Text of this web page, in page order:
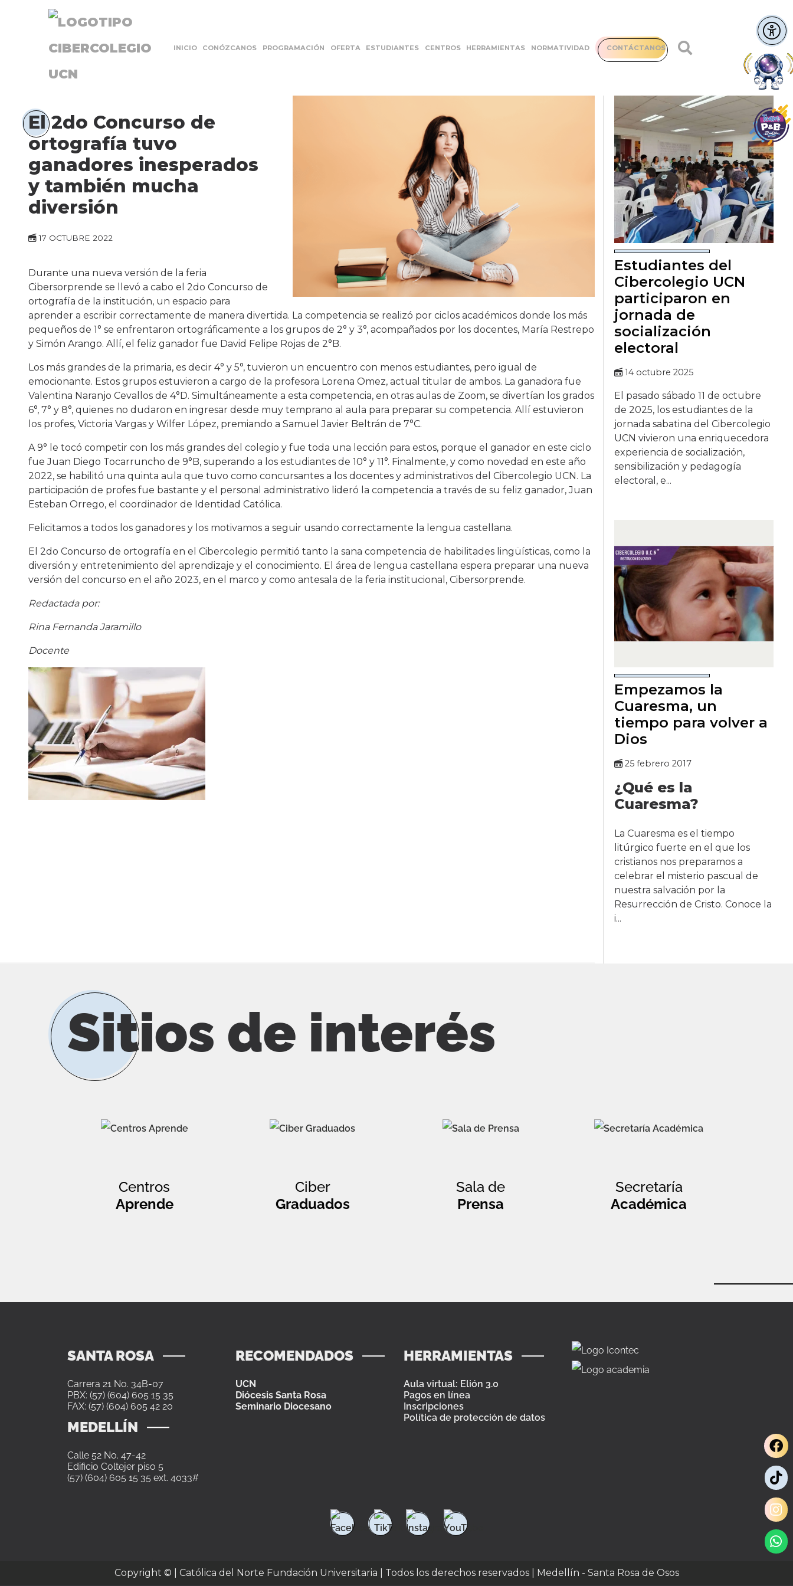
INICIO CONÓZCANOS PROGRAMACIÓN OFERTA ESTUDIANTES CENTROS HERRAMIENTAS NORMATIVIDAD CONTÁCTANOS
El 2do Concurso de
ortografía tuvo
ganadores inesperados
y también mucha
diversión
17 OCTUBRE 2022
Durante una nueva versión de la feria
Cibersorprende se llevó a cabo el 2do Concurso de
ortografía de la institución, un espacio para
aprender a escribir correctamente de manera divertida. La competencia se realizó por ciclos académicos donde los más
pequeños de 1° se enfrentaron ortográficamente a los grupos de 2° y 3°, acompañados por los docentes, María Restrepo
y Simón Arango. Allí, el feliz ganador fue David Felipe Rojas de 2°B.
Los más grandes de la primaria, es decir 4° y 5°, tuvieron un encuentro con menos estudiantes, pero igual de
emocionante. Estos grupos estuvieron a cargo de la profesora Lorena Omez, actual titular de ambos. La ganadora fue
Valentina Naranjo Cevallos de 4°D. Simultáneamente a esta competencia, en otras aulas de Zoom, se divertían los grados
6°, 7° y 8°, quienes no dudaron en ingresar desde muy temprano al aula para preparar su competencia. Allí estuvieron
los profes, Victoria Vargas y Wilfer López, premiando a Samuel Javier Beltrán de 7°C.
A 9° le tocó competir con los más grandes del colegio y fue toda una lección para estos, porque el ganador en este ciclo
fue Juan Diego Tocarruncho de 9°B, superando a los estudiantes de 10° y 11°. Finalmente, y como novedad en este año
2022, se habilitó una quinta aula que tuvo como concursantes a los docentes y administrativos del Cibercolegio UCN. La
participación de profes fue bastante y el personal administrativo lideró la competencia a través de su feliz ganador, Juan
Esteban Orrego, el coordinador de Identidad Católica.
Felicitamos a todos los ganadores y los motivamos a seguir usando correctamente la lengua castellana.
El 2do Concurso de ortografía en el Cibercolegio permitió tanto la sana competencia de habilitades lingüísticas, como la
diversión y entretenimiento del aprendizaje y el conocimiento. El área de lengua castellana espera preparar una nueva
versión del concurso en el año 2023, en el marco y como antesala de la feria institucional, Cibersorprende.
Redactada por:
Rina Fernanda Jaramillo
Docente
Estudiantes del
Cibercolegio UCN
participaron en
jornada de
socialización
electoral
14 octubre 2025
El pasado sábado 11 de octubre
de 2025, los estudiantes de la
jornada sabatina del Cibercolegio
UCN vivieron una enriquecedora
experiencia de socialización,
sensibilización y pedagogía
electoral, e...
Empezamos la
Cuaresma, un
tiempo para volver a
Dios
25 febrero 2017
¿Qué es la
Cuaresma?
La Cuaresma es el tiempo
litúrgico fuerte en el que los
cristianos nos preparamos a
celebrar el misterio pascual de
nuestra salvación por la
Resurrección de Cristo. Conoce la
i...
Sitios de interés
Centros
Aprende
Ciber
Graduados
Sala de
Prensa
Secretaría
Académica
SANTA ROSA
Carrera 21 No. 34B-07
PBX: (57) (604) 605 15 35
FAX: (57) (604) 605 42 20
MEDELLÍN
Calle 52 No. 47-42
Edificio Coltejer piso 5
(57) (604) 605 15 35 ext. 4033#
RECOMENDADOS
UCN
Diócesis Santa Rosa
Seminario Diocesano
HERRAMIENTAS
Aula virtual: Elión 3.0
Pagos en línea
Inscripciones
Política de protección de datos
Copyright © | Católica del Norte Fundación Universitaria | Todos los derechos reservados | Medellín - Santa Rosa de Osos